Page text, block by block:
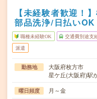
【未経験者歓迎！
部品洗浄/日払いOK
職種未経験OK 交通費別途支
派遣
勤務地
大阪府枚方市
星ケ丘(大阪府)駅
曜日頻度 月～金